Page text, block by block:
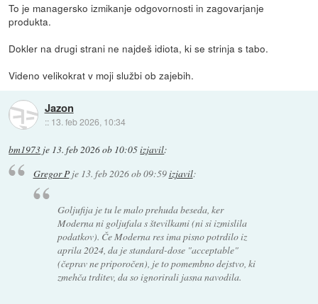
To je managersko izmikanje odgovornosti in zagovarjanje
produkta.
Dokler na drugi strani ne najdeš idiota, ki se strinja s tabo.
Videno velikokrat v moji službi ob zajebih.
Jazon
:: 13. feb 2026, 10:34
bm1973 je 13. feb 2026 ob 10:05izjavil:
Gregor Pje 13. feb 2026 ob 09:59izjavil:
Goljufija je tu le malo prehuda beseda, ker
Moderna ni goljufala s številkami (ni si izmislila
podatkov). Če Moderna res ima pisno potrdilo iz
aprila 2024, da je standard-dose "acceptable"
(čeprav ne priporočen), je to pomembno dejstvo, ki
zmehča trditev, da so ignorirali jasna navodila.